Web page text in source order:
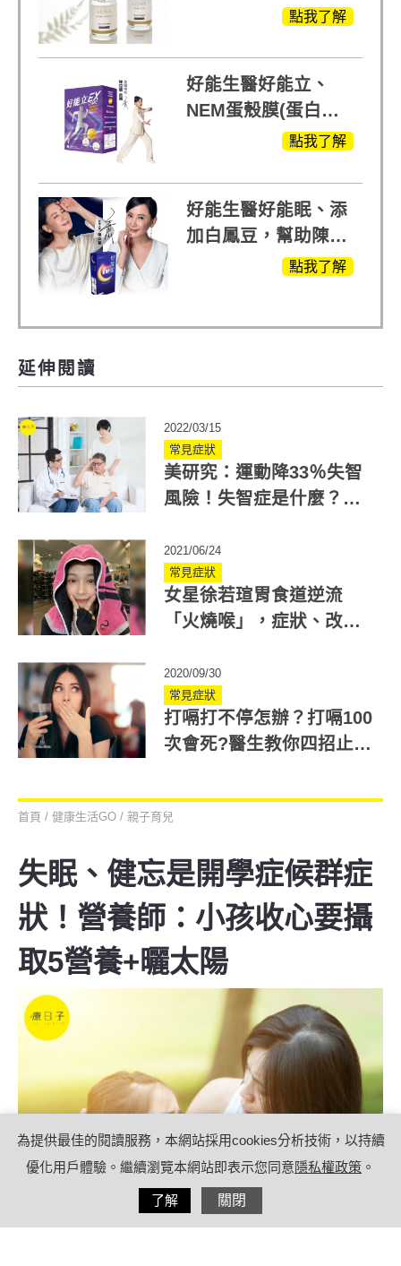
給予寶寶般的肌膚感
點我了解
好能生醫好能立、
NEM蛋殼膜(蛋白聚
醣)關鍵配方，厲害其
點我了解
好能生醫好能眠、添
加白鳳豆，幫助陳亞
蘭入睡的力量點我了解
延伸閱讀
2022/03/15
常見症狀
美研究：運動降33％失智
風險！失智症是什麼？教
2021/06/24
常見症狀
女星徐若瑄胃食道逆流
「火燒喉」，症狀、改善
2020/09/30
常見症狀
打嗝打不停怎辦？打嗝100
次會死?醫生教你四招止嗝
首頁 / 健康生活GO / 親子育兒
失眠、健忘是開學症候群症
狀！營養師：小孩收心要攝
取5營養+曬太陽
為提供最佳的閱讀服務，本網站採用cookies分析技術，以持續
優化用戶體驗。繼續瀏覽本網站即表示您同意隱私權政策 。
了解 關閉